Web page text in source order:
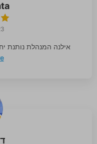
23 במאי
אילנה המנהלת נותנת